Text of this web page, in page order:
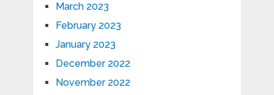
March 2023
February 2023
January 2023
December 2022
November 2022